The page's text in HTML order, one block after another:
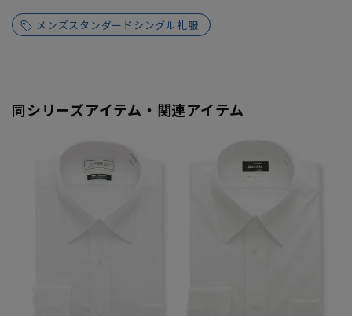
メンズスタンダードシングル礼服
同シリーズアイテム・関連アイテム